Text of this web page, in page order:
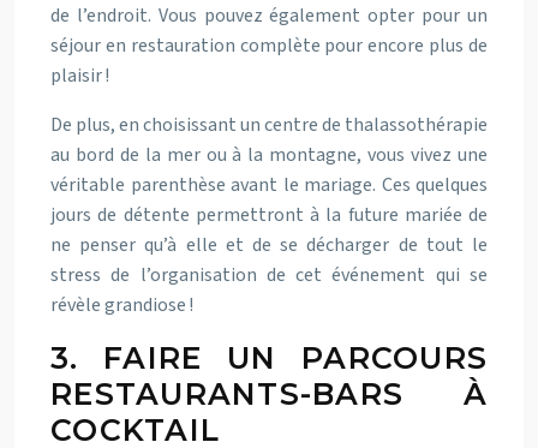
de l’endroit. Vous pouvez également opter pour un
séjour en restauration complète pour encore plus de
plaisir !
De plus, en choisissant un centre de thalassothérapie
au bord de la mer ou à la montagne, vous vivez une
véritable parenthèse avant le mariage. Ces quelques
jours de détente permettront à la future mariée de
ne penser qu’à elle et de se décharger de tout le
stress de l’organisation de cet événement qui se
révèle grandiose !
3. FAIRE UN PARCOURS
RESTAURANTS-BARS À
COCKTAIL